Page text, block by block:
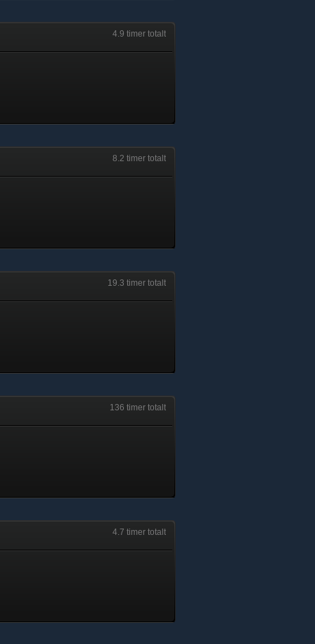
4.9 timer totalt
8.2 timer totalt
19.3 timer totalt
136 timer totalt
4.7 timer totalt